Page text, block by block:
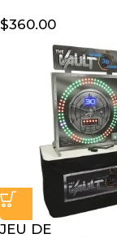
$360.00
JEU DE